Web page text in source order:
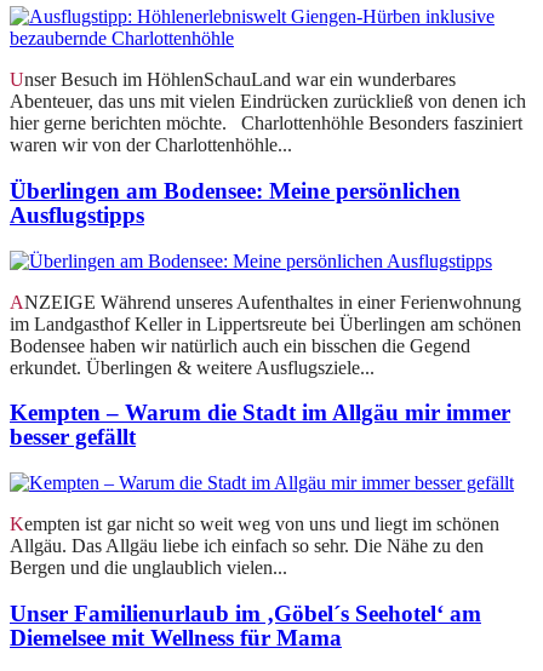
Unser Besuch im HöhlenSchauLand war ein wunderbares
Abenteuer, das uns mit vielen Eindrücken zurückließ von denen ich
hier gerne berichten möchte. Charlottenhöhle Besonders fasziniert
waren wir von der Charlottenhöhle...
Überlingen am Bodensee: Meine persönlichen
Ausflugstipps
ANZEIGE Während unseres Aufenthaltes in einer Ferienwohnung
im Landgasthof Keller in Lippertsreute bei Überlingen am schönen
Bodensee haben wir natürlich auch ein bisschen die Gegend
erkundet. Überlingen & weitere Ausflugsziele...
Kempten – Warum die Stadt im Allgäu mir immer
besser gefällt
Kempten ist gar nicht so weit weg von uns und liegt im schönen
Allgäu. Das Allgäu liebe ich einfach so sehr. Die Nähe zu den
Bergen und die unglaublich vielen...
Unser Familienurlaub im ‚Göbel´s Seehotel‘ am
Diemelsee mit Wellness für Mama